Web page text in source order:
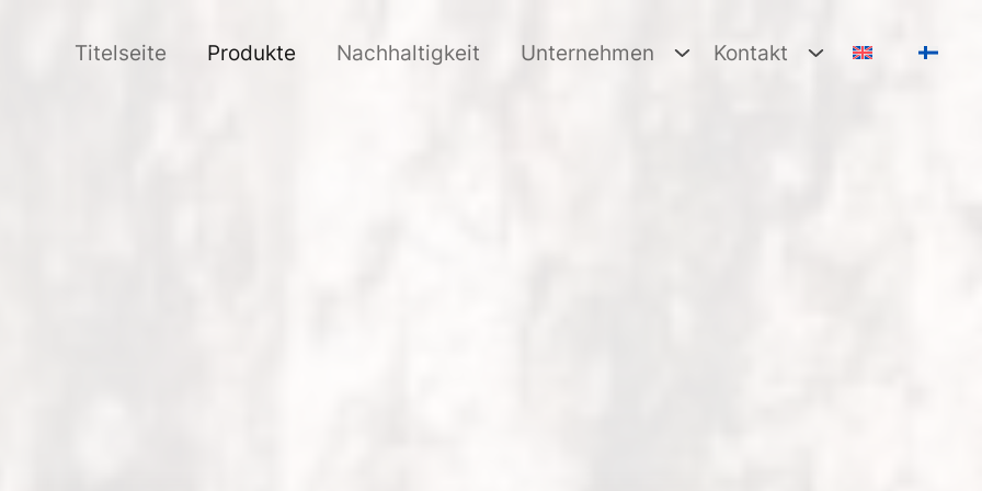
Titelseite Produkte Nachhaltigkeit Unternehmen Kontakt